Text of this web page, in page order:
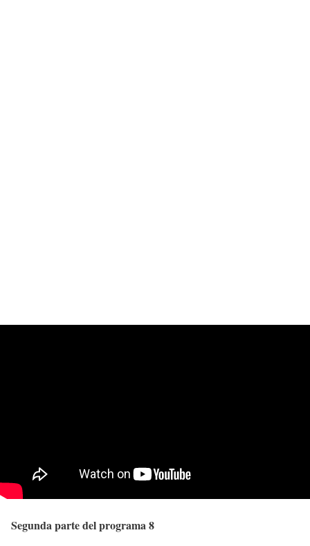
Segunda parte del programa 8